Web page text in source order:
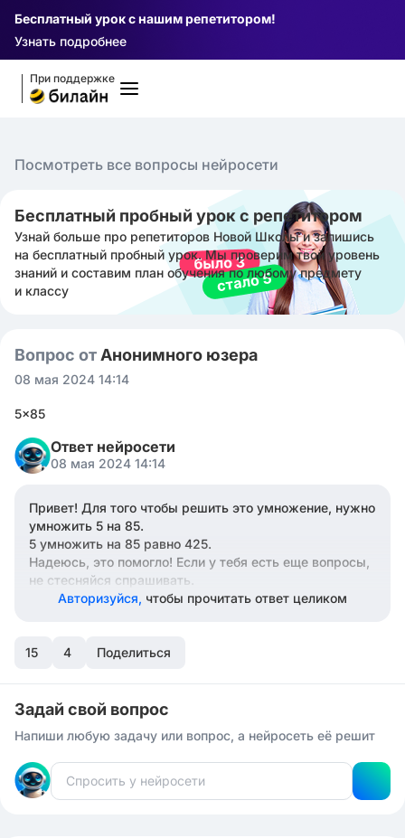
Бесплатный урок с нашим репетитором!
Узнать подробнее
При поддержке
Посмотреть все вопросы нейросети
Бесплатный пробный урок с репетитором
Узнай больше про репетиторов Новой Школы и запишись
на бесплатный пробный урок. Мы проверим твой уровень
знаний и составим план обучения по любому предмету
и классу
Вопрос от Анонимного юзера
08 мая 2024 14:14
5×85
Ответ нейросети
08 мая 2024 14:14
Привет! Для того чтобы решить это умножение, нужно
умножить 5 на 85.
5 умножить на 85 равно 425.
Надеюсь, это помогло! Если у тебя есть еще вопросы,
не стесняйся спрашивать.
Авторизуйся, чтобы прочитать ответ целиком
15 4 Поделиться
Задай свой вопрос
Напиши любую задачу или вопрос, а нейросеть её решит